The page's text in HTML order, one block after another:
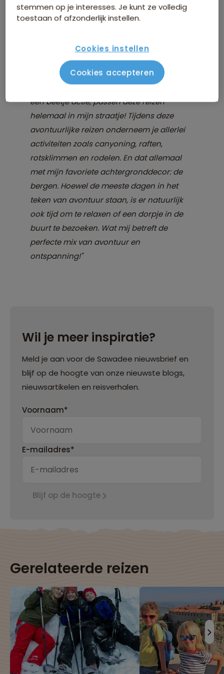
lang ultiem genieten van het heerlijke buitenleven!
Product Manager Sophia vertelt je graag wat deze
"Omdat ik graag op reis ga met mijn man
en twee dochters en we niet vies zijn van
een beetje actie, passen deze reizen
helemaal in mijn straatje! Tijdens deze
avontuurlijke reizen onderneem je allerlei
activiteiten zoals canyoning, raften,
rotsklimmen en rodelen. En dat allemaal
met mijn favoriete achtergronddecor: de
bergen. Hoewel de meeste dagen in het
teken van avontuur staan, is er natuurlijk
ook tijd om te relaxen of een dorpje in de
buurt te bezoeken. Wat mij betreft de
perfecte mix van avontuur en
ontspanning!"
Wil je meer inspiratie?
Meld je aan voor de Sawadee nieuwsbrief en
blijf op de hoogte van onze nieuwste blogs,
nieuwsartikelen en reisverhalen.
Voornaam*
E-mailadres*
Blijf op de hoogte
Gerelateerde reizen
stemmen op je interesses. Je kunt ze volledig
toestaan of afzonderlijk instellen.
Cookies instellen
Cookies accepteren